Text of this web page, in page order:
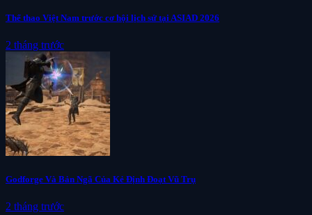
Thể thao Việt Nam trước cơ hội lịch sử tại ASIAD 2026
2 tháng trước
Godforge Và Bản Ngã Của Kẻ Định Đoạt Vũ Trụ
2 tháng trước